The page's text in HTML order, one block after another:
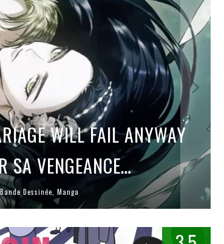
HISTOIRE !
– UN PASSÉ TROUBLE !
VENGEANCE !
WILL FAIL ANYWAY
SA VENGEANCE…
Bande Dessinée Manga